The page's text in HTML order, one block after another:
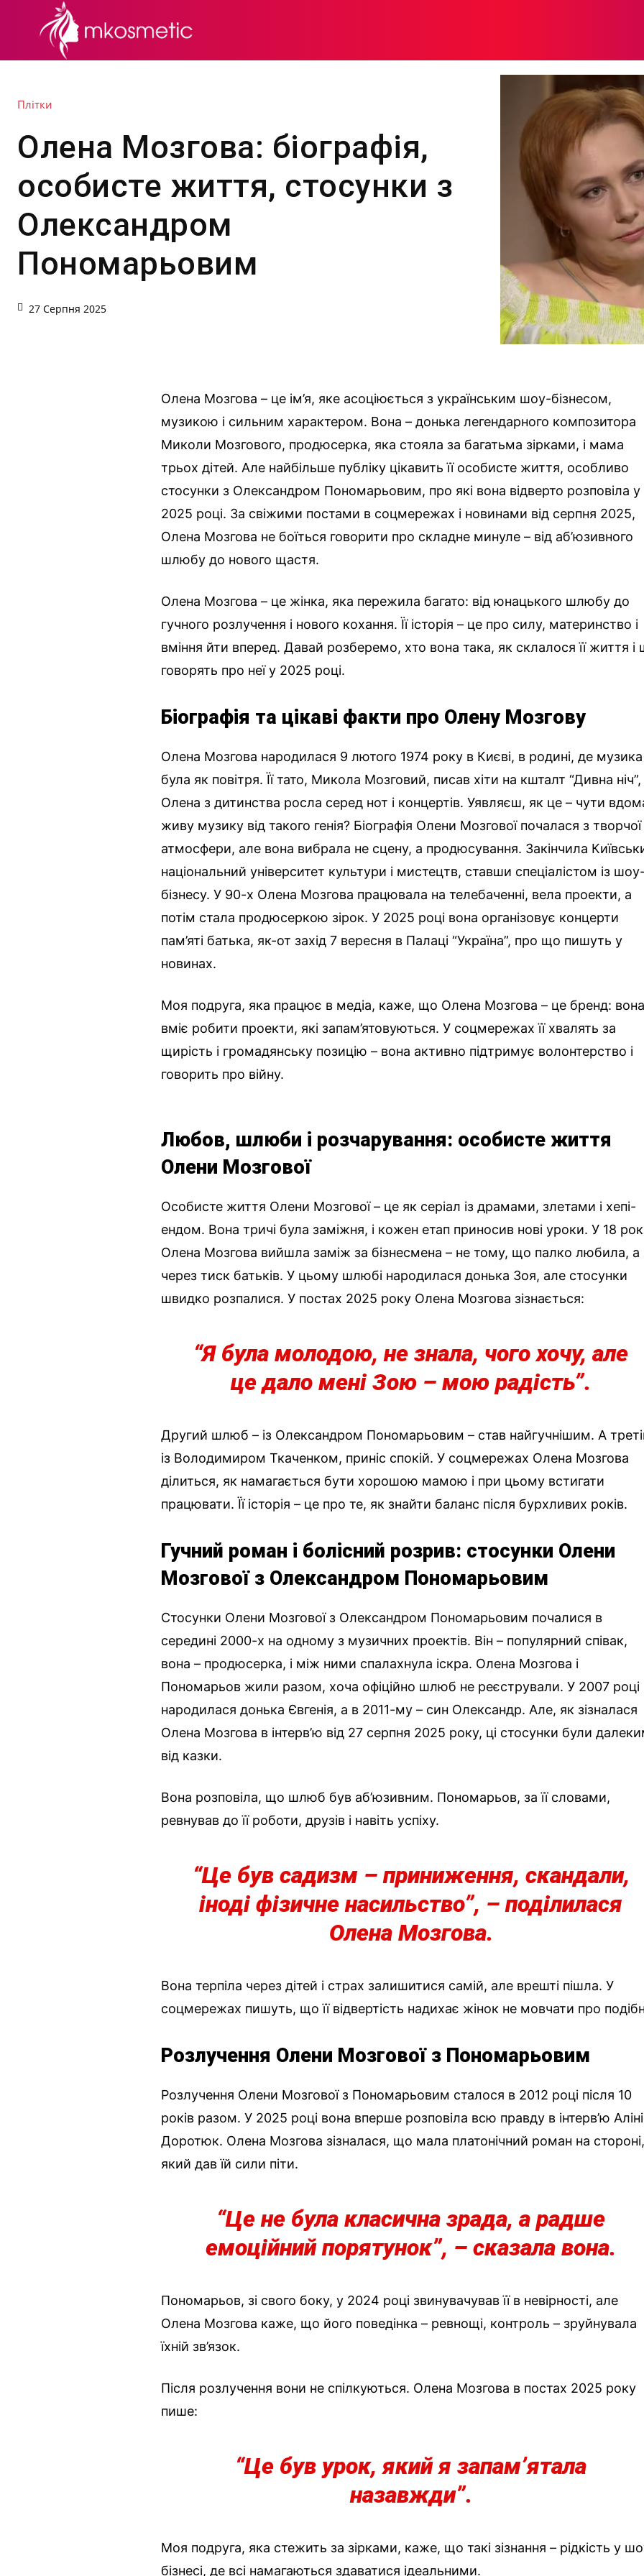
Плітки
Олена Мозгова: біографія,
особисте життя, стосунки з
Олександром
Пономарьовим
27 Серпня 2025
Олена Мозгова – це ім’я, яке асоціюється з українським шоу-бізнесом,
музикою і сильним характером. Вона – донька легендарного композитора
Миколи Мозгового, продюсерка, яка стояла за багатьма зірками, і мама
трьох дітей. Але найбільше публіку цікавить її особисте життя, особливо
стосунки з Олександром Пономарьовим, про які вона відверто розповіла у
2025 році. За свіжими постами в соцмережах і новинами від серпня 2025,
Олена Мозгова не боїться говорити про складне минуле – від аб’юзивного
шлюбу до нового щастя.
Олена Мозгова – це жінка, яка пережила багато: від юнацького шлюбу до
гучного розлучення і нового кохання. Її історія – це про силу, материнство і
вміння йти вперед. Давай розберемо, хто вона така, як склалося її життя і
говорять про неї у 2025 році.
Біографія та цікаві факти про Олену Мозгову
Олена Мозгова народилася 9 лютого 1974 року в Києві, в родині, де музика
була як повітря. Її тато, Микола Мозговий, писав хіти на кшталт “Дивна ніч”,
Олена з дитинства росла серед нот і концертів. Уявляєш, як це – чути
живу музику від такого генія? Біографія Олени Мозгової почалася з творчої
атмосфери, але вона вибрала не сцену, а продюсування. Закінчила
національний університет культури і мистецтв, ставши спеціалістом із
бізнесу. У 90-х Олена Мозгова працювала на телебаченні, вела проекти, а
потім стала продюсеркою зірок. У 2025 році вона організовує концерти
пам’яті батька, як-от захід 7 вересня в Палаці “Україна”, про що пишуть у
новинах.
Моя подруга, яка працює в медіа, каже, що Олена Мозгова – це бренд:
вміє робити проекти, які запам’ятовуються. У соцмережах її хвалять за
щирість і громадянську позицію – вона активно підтримує волонтерство і
говорить про війну.
Любов, шлюби і розчарування: особисте життя
Олени Мозгової
Особисте життя Олени Мозгової – це як серіал із драмами, злетами і хепі-
ендом. Вона тричі була заміжня, і кожен етап приносив нові уроки. У 18
Олена Мозгова вийшла заміж за бізнесмена – не тому, що палко любила, а
через тиск батьків. У цьому шлюбі народилася донька Зоя, але стосунки
швидко розпалися. У постах 2025 року Олена Мозгова зізнається:
“Я була молодою, не знала, чого хочу, але
це дало мені Зою – мою радість”.
Другий шлюб – із Олександром Пономарьовим – став найгучнішим. А
із Володимиром Ткаченком, приніс спокій. У соцмережах Олена Мозгова
ділиться, як намагається бути хорошою мамою і при цьому встигати
працювати. Її історія – це про те, як знайти баланс після бурхливих років.
Гучний роман і болісний розрив: стосунки Олени
Мозгової з Олександром Пономарьовим
Стосунки Олени Мозгової з Олександром Пономарьовим почалися в
середині 2000-х на одному з музичних проектів. Він – популярний співак,
вона – продюсерка, і між ними спалахнула іскра. Олена Мозгова і
Пономарьов жили разом, хоча офіційно шлюб не реєстрували. У 2007 році
народилася донька Євгенія, а в 2011-му – син Олександр. Але, як зізналася
Олена Мозгова в інтерв’ю від 27 серпня 2025 року, ці стосунки були
від казки.
Вона розповіла, що шлюб був аб’юзивним. Пономарьов, за її словами,
ревнував до її роботи, друзів і навіть успіху.
“Це був садизм – приниження, скандали,
іноді фізичне насильство”, – поділилася
Олена Мозгова.
Вона терпіла через дітей і страх залишитися самій, але врешті пішла. У
соцмережах пишуть, що її відвертість надихає жінок не мовчати про
Розлучення Олени Мозгової з Пономарьовим
Розлучення Олени Мозгової з Пономарьовим сталося в 2012 році після 10
років разом. У 2025 році вона вперше розповіла всю правду в інтерв’ю Аліні
Доротюк. Олена Мозгова зізналася, що мала платонічний роман на
який дав їй сили піти.
“Це не була класична зрада, а радше
емоційний порятунок”, – сказала вона.
Пономарьов, зі свого боку, у 2024 році звинувачував її в невірності, але
Олена Мозгова каже, що його поведінка – ревнощі, контроль – зруйнувала
їхній зв’язок.
Після розлучення вони не спілкуються. Олена Мозгова в постах 2025 року
пише:
“Це був урок, який я запам’ятала
назавжди”.
Моя подруга, яка стежить за зірками, каже, що такі зізнання – рідкість у
бізнесі, де всі намагаються здаватися ідеальними.